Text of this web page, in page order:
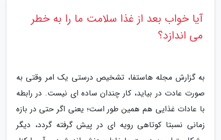
آیا خواب بعد از غذا سلامت ما را به خطر
می اندازد؟
به گزارش مجله هاستفا، تشخیص درستی یک امر وقتی به
صورت عادت در بیاید، کار چندان ساده ای نیست. در رابطه
با عادات غذایی هم همین طور است؛ یعنی اگر حتی در بازه
زمانی نسبتا کوتاهی رویه ای در پیش گرفته گردد، دیگر